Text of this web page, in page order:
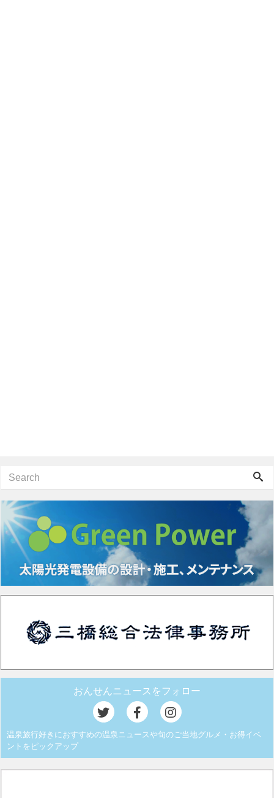
おんせんニュースをフォロー
温泉旅行好きにおすすめの温泉ニュースや旬のご当地グルメ・お得イベ
ントをピックアップ